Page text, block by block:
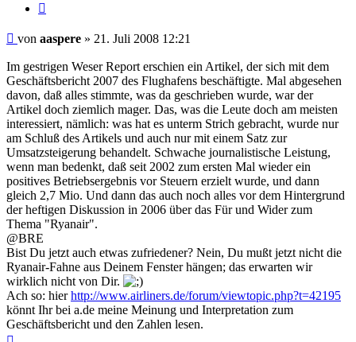
Ungelesener
von aaspere » 21. Juli 2008 12:21
Im gestrigen Weser Report erschien ein Artikel, der sich mit dem
Geschäftsbericht 2007 des Flughafens beschäftigte. Mal abgesehen
davon, daß alles stimmte, was da geschrieben wurde, war der
Artikel doch ziemlich mager. Das, was die Leute doch am meisten
interessiert, nämlich: was hat es unterm Strich gebracht, wurde nur
am Schluß des Artikels und auch nur mit einem Satz zur
Umsatzsteigerung behandelt. Schwache journalistische Leistung,
wenn man bedenkt, daß seit 2002 zum ersten Mal wieder ein
positives Betriebsergebnis vor Steuern erzielt wurde, und dann
gleich 2,7 Mio. Und dann das auch noch alles vor dem Hintergrund
der heftigen Diskussion in 2006 über das Für und Wider zum
Thema "Ryanair".
@BRE
Bist Du jetzt auch etwas zufriedener? Nein, Du mußt jetzt nicht die
Ryanair-Fahne aus Deinem Fenster hängen; das erwarten wir
wirklich nicht von Dir.
Ach so: hierhttp://www.airliners.de/forum/viewtopic.php?t=42195
könnt Ihr bei a.de meine Meinung und Interpretation zum
Geschäftsbericht und den Zahlen lesen.